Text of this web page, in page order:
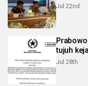
Jul 22nd
tujuh
Jul 28th